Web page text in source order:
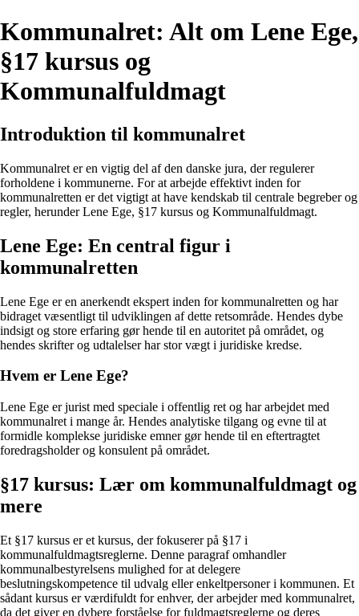
Kommunalret: Alt om Lene Ege,
§17 kursus og
Kommunalfuldmagt
Introduktion til kommunalret
Kommunalret er en vigtig del af den danske jura, der regulerer
forholdene i kommunerne. For at arbejde effektivt inden for
kommunalretten er det vigtigt at have kendskab til centrale begreber og
regler, herunder Lene Ege, §17 kursus og Kommunalfuldmagt.
Lene Ege: En central figur i
kommunalretten
Lene Ege er en anerkendt ekspert inden for kommunalretten og har
bidraget væsentligt til udviklingen af dette retsområde. Hendes dybe
indsigt og store erfaring gør hende til en autoritet på området, og
hendes skrifter og udtalelser har stor vægt i juridiske kredse.
Hvem er Lene Ege?
Lene Ege er jurist med speciale i offentlig ret og har arbejdet med
kommunalret i mange år. Hendes analytiske tilgang og evne til at
formidle komplekse juridiske emner gør hende til en eftertragtet
foredragsholder og konsulent på området.
§17 kursus: Lær om kommunalfuldmagt og
mere
Et §17 kursus er et kursus, der fokuserer på §17 i
kommunalfuldmagtsreglerne. Denne paragraf omhandler
kommunalbestyrelsens mulighed for at delegere
beslutningskompetence til udvalg eller enkeltpersoner i kommunen. Et
sådant kursus er værdifuldt for enhver, der arbejder med kommunalret,
da det giver en dybere forståelse for fuldmagtsreglerne og deres